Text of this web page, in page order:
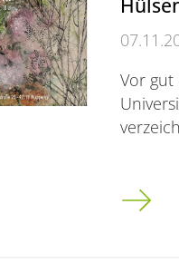
Vor gut